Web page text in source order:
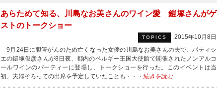
あらためて知る、川島なお美さんのワイン愛 鎧塚さんがゲ
ストのトークショー
TOPICS
2015年10月8日
9月24日に胆管がんのため亡くなった女優の川島なお美さんの夫で、パティシ
エの鎧塚俊彦さんが8日夜、都内のベルギー王国大使館で開催されたノンアルコ
ールワインのパーティーに登場し、トークショーを行った。このイベントは当
初、夫婦そろっての出席を予定していたことも・・・ 続きを読む